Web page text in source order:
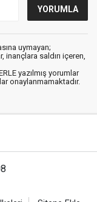
uymayan;
saldırı içeren,
yazılmış yorumlar
onaylanmamaktadır.